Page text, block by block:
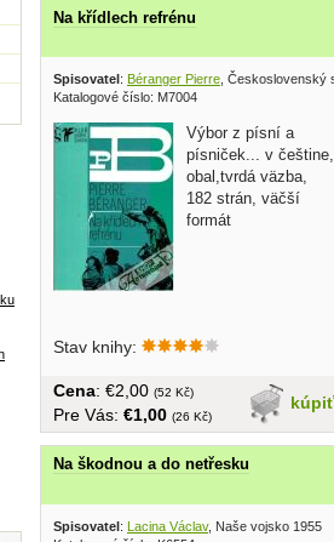
Na křídlech refrénu
Spisovatel : Béranger Pierre, Československý
Katalogové číslo: M7004
Výbor z písní a
písniček... v češtine,
obal,tvrdá väzba,
182 strán, väčší
formát
Stav knihy:
kúpiť
Cena: €2,00 (52 Kč)
Pre Vás: €1,00 (26 Kč)
Na škodnou a do netřesku
Spisovatel: Lacina Václav, Naše vojsko 1955